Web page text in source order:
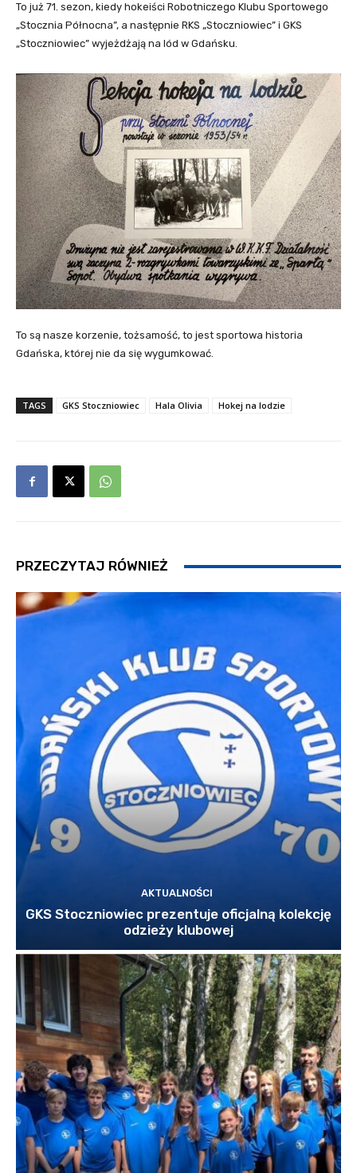
To już 71. sezon, kiedy hokeiści Robotniczego Klubu Sportowego
„Stocznia Północna”, a następnie RKS „Stoczniowiec” i GKS
„Stoczniowiec” wyjeżdżają na lód w Gdańsku.
To są nasze korzenie, tożsamość, to jest sportowa historia
Gdańska, której nie da się wygumkować.
TAGS GKS Stoczniowiec Hala Olivia Hokej na lodzie
PRZECZYTAJ RÓWNIEŻ
AKTUALNOŚCI
GKS Stoczniowiec prezentuje oficjalną kolekcję
odzieży klubowej